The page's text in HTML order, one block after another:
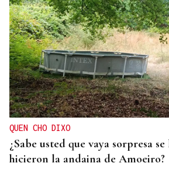
QUEN CHO DIXO
¿Sabe usted que vaya sorpresa
hicieron la andaina de Amoeiro?